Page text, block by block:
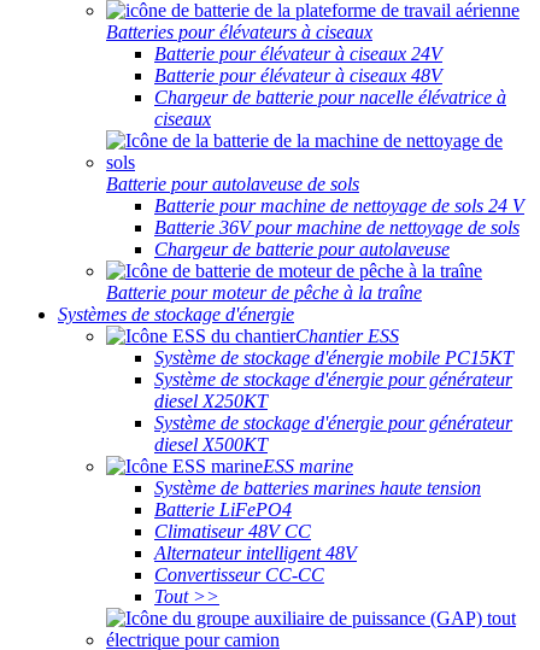
Batteries pour élévateurs à ciseaux
Batterie pour élévateur à ciseaux 24V
Batterie pour élévateur à ciseaux 48V
Chargeur de batterie pour nacelle élévatrice à
ciseaux
Batterie pour autolaveuse de sols
Batterie pour machine de nettoyage de sols 24 V
Batterie 36V pour machine de nettoyage de sols
Chargeur de batterie pour autolaveuse
Batterie pour moteur de pêche à la traîne
Systèmes de stockage d'énergie
Chantier ESS
Système de stockage d'énergie mobile PC15KT
Système de stockage d'énergie pour générateur
diesel X250KT
Système de stockage d'énergie pour générateur
diesel X500KT
ESS marine
Système de batteries marines haute tension
Batterie LiFePO4
Climatiseur 48V CC
Alternateur intelligent 48V
Convertisseur CC-CC
Tout >>